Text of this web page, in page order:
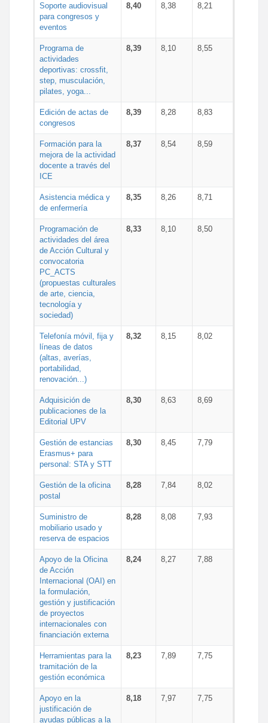
Soporte audiovisual
para congresos y
eventos
8,40 8,38 8,21
Programa de
actividades
deportivas: crossfit,
step, musculación,
pilates, yoga...
8,39 8,10 8,55
Edición de actas de
congresos
8,39 8,28 8,83
Formación para la
mejora de la actividad
docente a través del
ICE
8,37 8,54 8,59
Asistencia médica y
de enfermería
8,35 8,26 8,71
Programación de
actividades del área
de Acción Cultural y
convocatoria
PC_ACTS
(propuestas culturales
de arte, ciencia,
tecnología y
sociedad)
8,33 8,10 8,50
Telefonía móvil, fija y
líneas de datos
(altas, averías,
portabilidad,
renovación...)
8,32 8,15 8,02
Adquisición de
publicaciones de la
Editorial UPV
8,30 8,63 8,69
Gestión de estancias
Erasmus+ para
personal: STA y STT
8,30 8,45 7,79
Gestión de la oficina
postal
8,28 7,84 8,02
Suministro de
mobiliario usado y
reserva de espacios
8,28 8,08 7,93
Apoyo de la Oficina
de Acción
Internacional (OAI) en
la formulación,
gestión y justificación
de proyectos
internacionales con
financiación externa
8,24 8,27 7,88
Herramientas para la
tramitación de la
gestión económica
8,23 7,89 7,75
Apoyo en la
justificación de
ayudas públicas a la
8,18 7,97 7,75